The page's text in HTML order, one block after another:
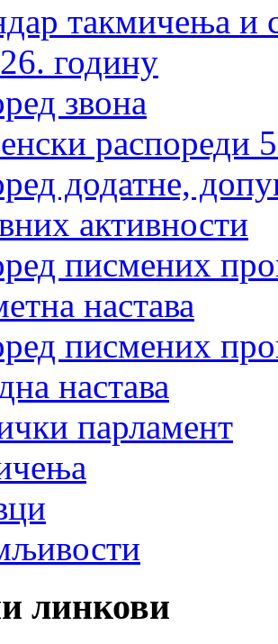
такмичења
годину
звона
распореди
додатне,
активности
писмених
настава
писмених
настава
парламент
линкови